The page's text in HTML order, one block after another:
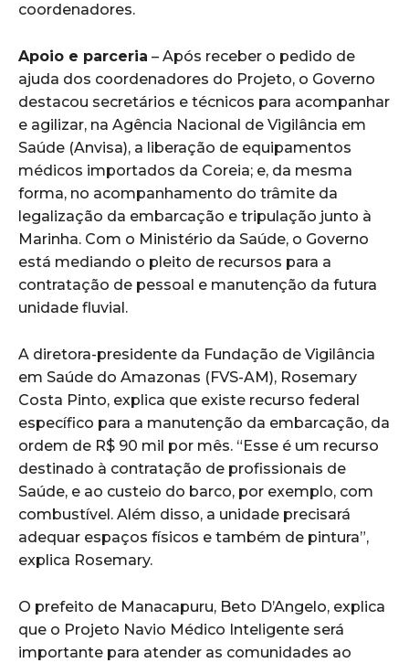
coordenadores.
Apoio e parceria – Após receber o pedido de
ajuda dos coordenadores do Projeto, o Governo
destacou secretários e técnicos para acompanhar
e agilizar, na Agência Nacional de Vigilância em
Saúde (Anvisa), a liberação de equipamentos
médicos importados da Coreia; e, da mesma
forma, no acompanhamento do trâmite da
legalização da embarcação e tripulação junto à
Marinha. Com o Ministério da Saúde, o Governo
está mediando o pleito de recursos para a
contratação de pessoal e manutenção da futura
unidade fluvial.
A diretora-presidente da Fundação de Vigilância
em Saúde do Amazonas (FVS-AM), Rosemary
Costa Pinto, explica que existe recurso federal
específico para a manutenção da embarcação, da
ordem de R$ 90 mil por mês. “Esse é um recurso
destinado à contratação de profissionais de
Saúde, e ao custeio do barco, por exemplo, com
combustível. Além disso, a unidade precisará
adequar espaços físicos e também de pintura”,
explica Rosemary.
O prefeito de Manacapuru, Beto D’Angelo, explica
que o Projeto Navio Médico Inteligente será
importante para atender as comunidades ao